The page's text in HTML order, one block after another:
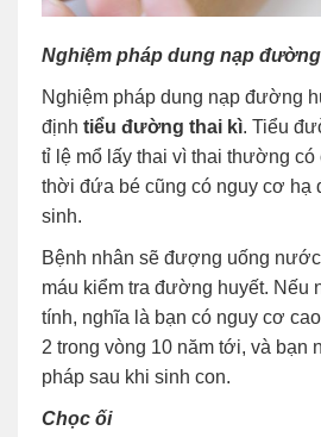
Nghiệm pháp dung nạp
Nghiệm pháp dung nạp đường
định tiểu đường thai kì. Tiểu
tỉ lệ mổ lấy thai vì thai thường
thời đứa bé cũng có nguy cơ hạ
sinh.
Bệnh nhân sẽ đượng uống
máu kiểm tra đường huyết. Nếu
tính, nghĩa là bạn có nguy cơ
2 trong vòng 10 năm tới, và bạn
pháp sau khi sinh con.
Chọc ối